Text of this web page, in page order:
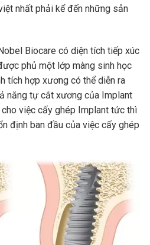
nhất phải kể đến những sản
Biocare có diện tích tiếp xúc
phủ một lớp màng sinh học
tích hợp xương có thể diễn ra
năng tự cắt xương của Implant
việc cấy ghép Implant tức thì
định ban đầu của việc cấy ghép